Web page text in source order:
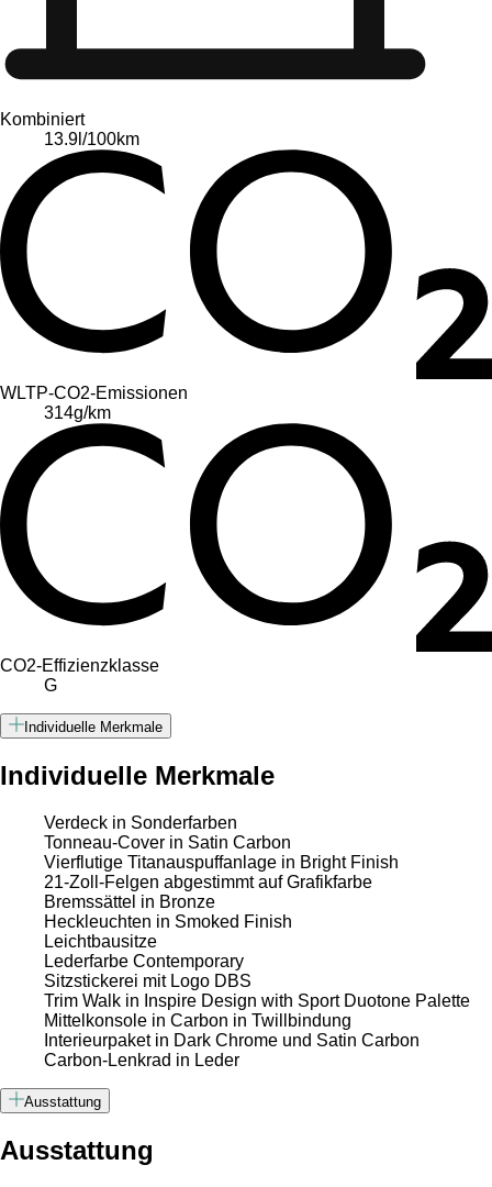
Kombiniert
13.9 l/100km
WLTP-CO2-Emissionen
314g/km
CO2-Effizienzklasse
G
Individuelle Merkmale
Individuelle Merkmale
Verdeck in Sonderfarben
Tonneau-Cover in Satin Carbon
Vierflutige Titanauspuffanlage in Bright Finish
21-Zoll-Felgen abgestimmt auf Grafikfarbe
Bremssättel in Bronze
Heckleuchten in Smoked Finish
Leichtbausitze
Lederfarbe Contemporary
Sitzstickerei mit Logo DBS
Trim Walk in Inspire Design with Sport Duotone Palette
Mittelkonsole in Carbon in Twillbindung
Interieurpaket in Dark Chrome und Satin Carbon
Carbon-Lenkrad in Leder
Ausstattung
Ausstattung